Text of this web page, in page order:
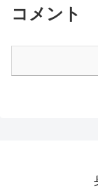
コメント